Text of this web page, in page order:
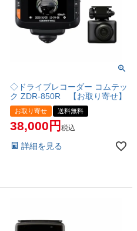
◇ドライブレコーダー コムテッ
ク ZDR-850R 【お取り寄せ】
お取り寄せ 送料無料
38,000 税込
詳細を見る